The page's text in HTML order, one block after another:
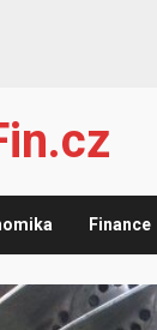
Finance